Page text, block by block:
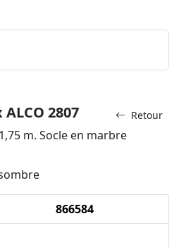
Retour
2807
m. Socle en marbre
866584